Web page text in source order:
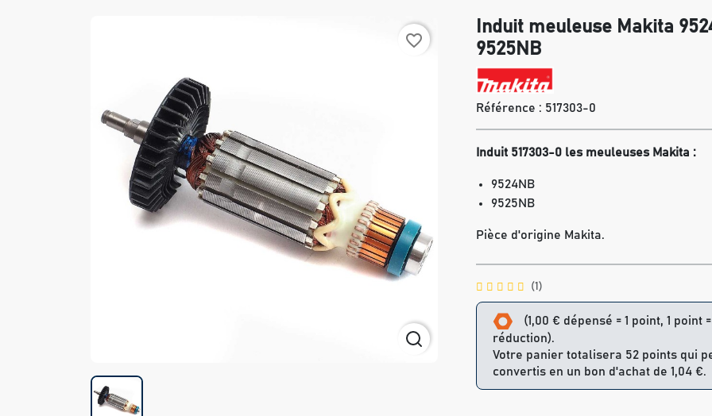
favorite_border
Induit meuleuse Makita
9525NB
Référence : 517303-0
Induit 517303-0 les meuleuses Makita :
9524NB
9525NB
Pièce d'origine Makita.
(1)
(1,00 € dépensé = 1 point, 1 point
réduction).
Votre panier totalisera 52 points qui
convertis en un bon d'achat de 1,04 €.